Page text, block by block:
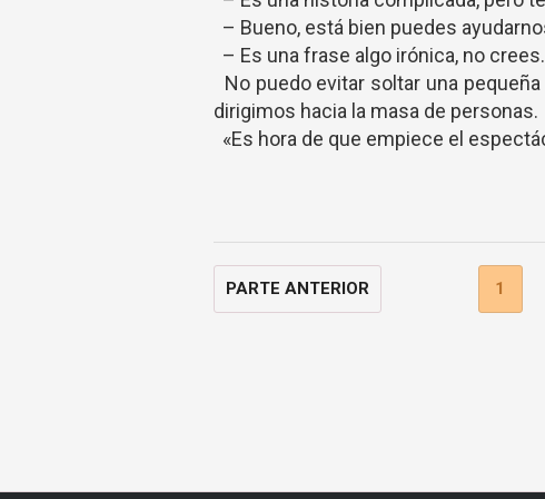
– Bueno, está bien puedes
– Es una frase algo irónica, no crees.
No puedo evitar soltar una
dirigimos hacia la masa de personas.
«Es hora de que empiece el
PARTE ANTERIOR 1